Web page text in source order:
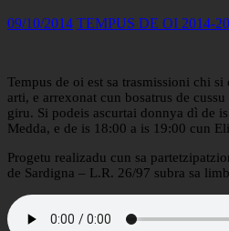
09/10/2014 TEMPUS DE OI 2014-
Tempus de oi est sa trasmissioni chi si
arti, e arrexonat cun bosatrus de
giru. Si podeis ascurtai donnya dì de
Medda, e de is 18:00 a is 19:00 cun
Progetu realizadu cun sa
de Sardigna – L.R. 26/97 subra sa